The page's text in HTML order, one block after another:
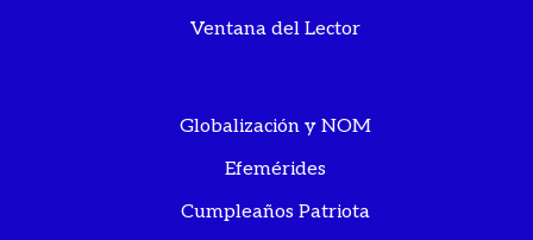
Ventana del Lector
Globalización y NOM
Efemérides
Cumpleaños Patriota